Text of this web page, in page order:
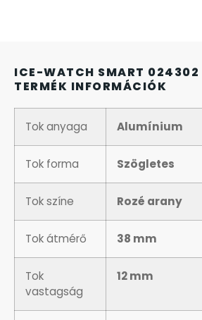
ICE-WATCH SMART 024302
TERMÉK INFORMÁCIÓK
Tok anyaga Alumínium
Tok forma Szögletes
Tok színe Rozé arany
Tok átmérő 38 mm
Tok
vastagság
12 mm
MÁRKÁS KARÓRA SZÍJAK
MASERATI
MORGAN